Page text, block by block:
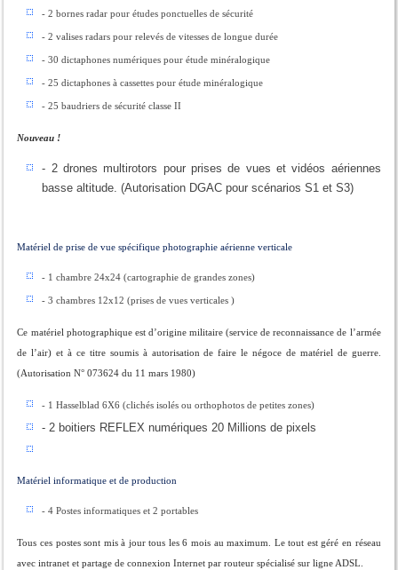
- 2 bornes radar pour études ponctuelles de sécurité
- 2 valises radars pour relevés de vitesses de longue durée
- 30 dictaphones numériques pour étude minéralogique
- 25 dictaphones à cassettes pour étude minéralogique
- 25 baudriers de sécurité classe II
Nouveau !
- 2 drones multirotors pour prises de vues et vidéos aériennes
basse altitude. (Autorisation DGAC pour scénarios S1 et S3)
Matériel de prise de vue spécifique photographie aérienne verticale
- 1 chambre 24x24 (cartographie de grandes zones)
- 3 chambres 12x12 (prises de vues verticales )
Ce matériel photographique est d’origine militaire (service de reconnaissance de l’armée
de l’air) et à ce titre soumis à autorisation de faire le négoce de matériel de guerre.
(Autorisation N° 073624 du 11 mars 1980)
- 1 Hasselblad 6X6 (clichés isolés ou orthophotos de petites zones)
- 2 boitiers REFLEX numériques 20 Millions de pixels
Matériel informatique et de production
- 4 Postes informatiques et 2 portables
Tous ces postes sont mis à jour tous les 6 mois au maximum. Le tout est géré en réseau
avec intranet et partage de connexion Internetpar routeur spécialisé sur ligne ADSL.